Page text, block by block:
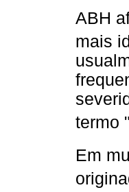
ABH
mais
termo
Em